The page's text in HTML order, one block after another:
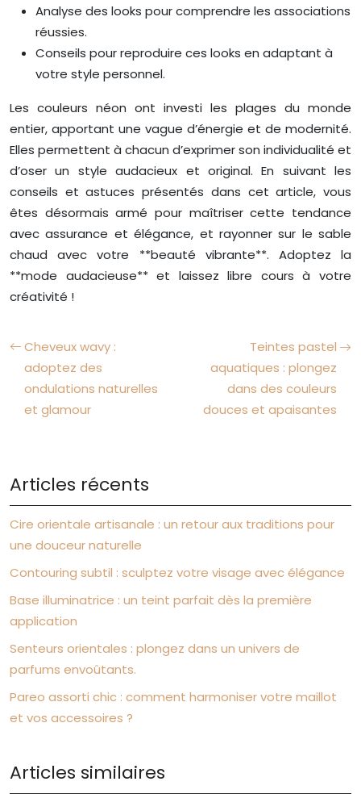
Analyse des looks pour comprendre les associations
réussies.
Conseils pour reproduire ces looks en adaptant à
votre style personnel.
Les couleurs néon ont investi les plages du monde
entier, apportant une vague d’énergie et de modernité.
Elles permettent à chacun d’exprimer son individualité et
d’oser un style audacieux et original. En suivant les
conseils et astuces présentés dans cet article, vous
êtes désormais armé pour maîtriser cette tendance
avec assurance et élégance, et rayonner sur le sable
chaud avec votre **beauté vibrante**. Adoptez la
**mode audacieuse** et laissez libre cours à votre
créativité !
Cheveux wavy :
adoptez des
ondulations naturelles
et glamour
Teintes pastel
aquatiques : plongez
dans des couleurs
douces et apaisantes
Articles récents
Cire orientale artisanale : un retour aux traditions pour
une douceur naturelle
Contouring subtil : sculptez votre visage avec élégance
Base illuminatrice : un teint parfait dès la première
application
Senteurs orientales : plongez dans un univers de
parfums envoûtants.
Pareo assorti chic : comment harmoniser votre maillot
et vos accessoires ?
Articles similaires